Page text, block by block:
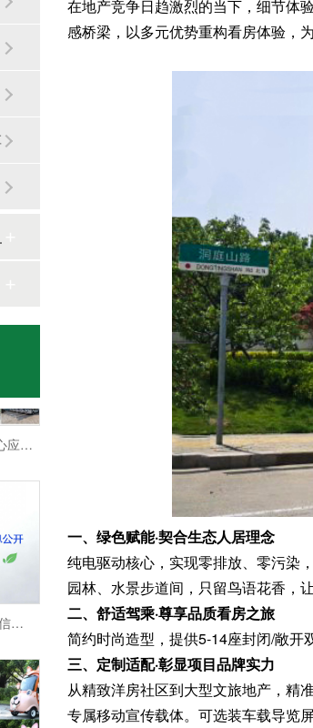
在地产竞争日趋激烈的当下，细节体
感桥梁，以多元优势重构看房体验，
一、绿色赋能·契合生态人居理念
纯电驱动核心，实现零排放、零污染
园林、水景步道间，只留鸟语花香，
二、舒适驾乘·尊享品质看房之旅
简约时尚造型，提供5-14座封闭/敞开
三、定制适配·彰显项目品牌实力
从精致洋房社区到大型文旅地产，精
专属移动宣传载体。可选装车载导览
案
玛西尔电动车在景区的十大核心应用场景